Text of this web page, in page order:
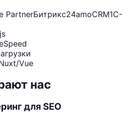
PartnerБитрикс24amoCRM1С-
Vue
нас
для SEO